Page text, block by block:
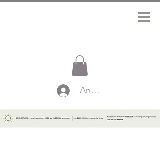
Anmelden